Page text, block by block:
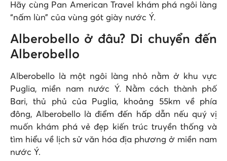
Hãy cùng Pan American Travel khám phá ngôi làng
“nấm lùn” của vùng gót giày nước Ý.
Alberobello ở đâu? Di chuyển đến
Alberobello
Alberobello là một ngôi làng nhỏ nằm ở khu vực
Puglia, miền nam nước Ý. Nằm cách thành phố
Bari, thủ phủ của Puglia, khoảng 55km về phía
đông, Alberobello là điểm đến hấp dẫn nếu quý vị
muốn khám phá vẻ đẹp kiến trúc truyền thống và
tìm hiểu về lịch sử văn hóa địa phương ở miền nam
nước Ý.